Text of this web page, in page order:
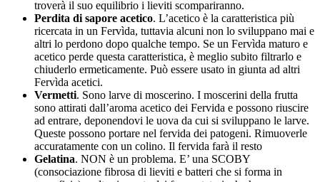
troverà il suo equilibrio i lieviti scompariranno.
Perdita di sapore acetico. L’acetico è la caratteristica più
ricercata in un Fervìda, tuttavia alcuni non lo sviluppano mai e
altri lo perdono dopo qualche tempo. Se un Fervìda maturo e
acetico perde questa caratteristica, è meglio subito filtrarlo e
chiuderlo ermeticamente. Può essere usato in giunta ad altri
Fervìda acetici.
Vermetti. Sono larve di moscerino. I moscerini della frutta
sono attirati dall’aroma acetico dei Fervida e possono riuscire
ad entrare, deponendovi le uova da cui si sviluppano le larve.
Queste possono portare nel fervida dei patogeni. Rimuoverle
accuratamente con un colino. Il fervida farà il resto
Gelatina. NON è un problema. E’ una SCOBY
(consociazione fibrosa di lieviti e batteri che si forma in